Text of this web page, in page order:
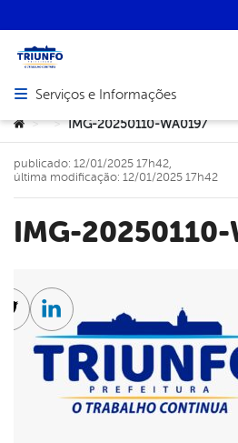
Abrir menu principal de navegação
Serviços e Informações
Você está aqui:
> > IMG-20250110-WA0197
IMG-
publicado: 12/01/2025 17h42,
última modificação: 12/01/2025 17h42
Twitter
Linkedin